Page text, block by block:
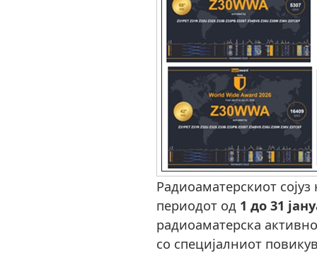
Радиоаматерскиот
периодот од 1 до 31
радиоаматерска
со специјалниот